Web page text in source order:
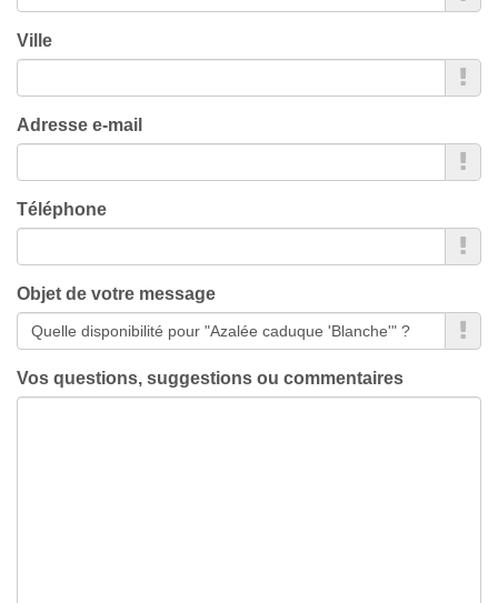
Ville
Adresse e-mail
Téléphone
Objet de votre message
Vos questions, suggestions ou commentaires